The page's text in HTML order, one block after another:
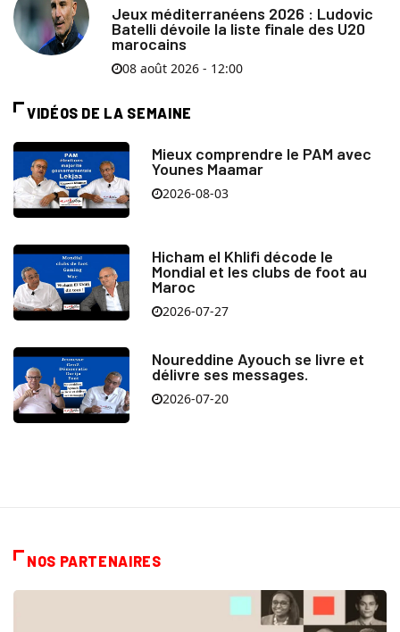
Jeux méditerranéens 2026 : Ludovic
Batelli dévoile la liste finale des U20
marocains
08 août 2026 - 12:00
VIDÉOS DE LA SEMAINE
Mieux comprendre le PAM avec
Younes Maamar
2026-08-03
Hicham el Khlifi décode le
Mondial et les clubs de foot au
Maroc
2026-07-27
Noureddine Ayouch se livre et
délivre ses messages.
2026-07-20
NOS PARTENAIRES